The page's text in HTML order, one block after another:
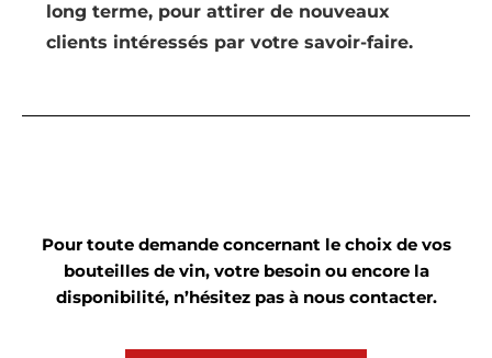
long terme, pour attirer de nouveaux
clients intéressés par votre savoir-faire.
Pour toute demande concernant le choix de vos
bouteilles de vin, votre besoin ou encore la
disponibilité, n’hésitez pas à nous contacter.